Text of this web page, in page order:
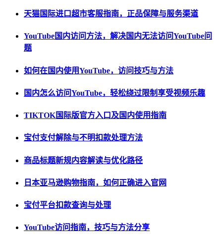
天猫国际进口超市客服指南，正品保障与服务渠道
YouTube国内访问方法，解决国内无法访问YouTube问
题
如何在国内使用YouTube，访问技巧与方法
国内怎么访问YouTube，轻松绕过限制享受视频乐趣
TIKTOK国际版官方入口及国内使用指南
宝付支付解除与不明扣款处理方法
商品标题新规内容解读与优化路径
日本亚马逊购物指南，如何正确进入官网
宝付平台扣款查询与处理
YouTube访问指南，技巧与方法分享